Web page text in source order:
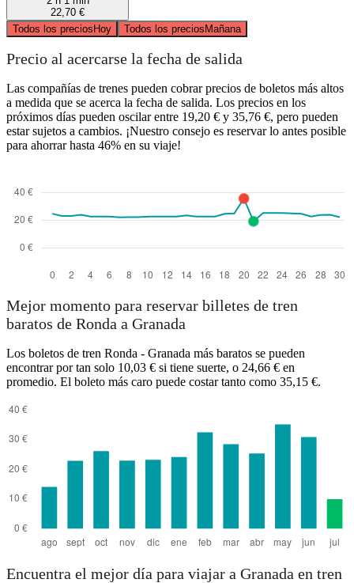
22,70 €
Todos los preciosHoy Todos los preciosMañana
Precio al acercarse la fecha de salida
Las compañías de trenes pueden cobrar precios de boletos más altos
a medida que se acerca la fecha de salida. Los precios en los
próximos días pueden oscilar entre 19,20 € y 35,76 €, pero pueden
estar sujetos a cambios. ¡Nuestro consejo es reservar lo antes posible
para ahorrar hasta 46% en su viaje!
Mejor momento para reservar billetes de tren
baratos de Ronda a Granada
Los boletos de tren Ronda - Granada más baratos se pueden
encontrar por tan solo 10,03 € si tiene suerte, o 24,66 € en
promedio. El boleto más caro puede costar tanto como 35,15 €.
Encuentra el mejor día para viajar a Granada en tren